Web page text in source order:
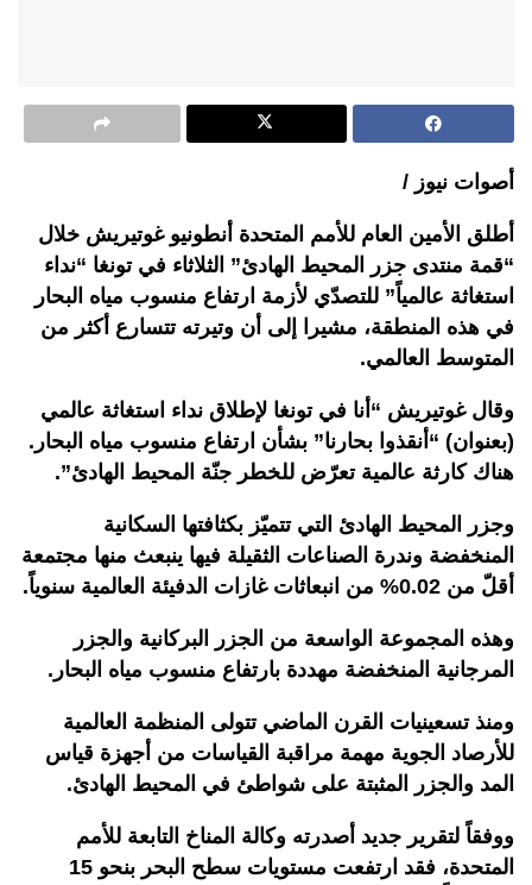
أصوات نيوز /
أطلق الأمين العام للأمم المتحدة أنطونيو غوتيريش خلال
“قمة منتدى جزر المحيط الهادئ” الثلاثاء في تونغا “نداء
استغاثة عالمياً” للتصدّي لأزمة ارتفاع منسوب مياه البحار
في هذه المنطقة، مشيرا إلى أن وتيرته تتسارع أكثر من
المتوسط العالمي.
وقال غوتيريش “أنا في تونغا لإطلاق نداء استغاثة عالمي
(بعنوان) “أنقذوا بحارنا” بشأن ارتفاع منسوب مياه البحار.
هناك كارثة عالمية تعرّض للخطر جنّة المحيط الهادئ”.
وجزر المحيط الهادئ التي تتميّز بكثافتها السكانية
المنخفضة وندرة الصناعات الثقيلة فيها ينبعث منها مجتمعة
أقلّ من 0.02% من انبعاثات غازات الدفيئة العالمية سنوياً.
وهذه المجموعة الواسعة من الجزر البركانية والجزر
المرجانية المنخفضة مهددة بارتفاع منسوب مياه البحار.
ومنذ تسعينيات القرن الماضي تتولى المنظمة العالمية
للأرصاد الجوية مهمة مراقبة القياسات من أجهزة قياس
المد والجزر المثبتة على شواطئ في المحيط الهادئ.
ووفقاً لتقرير جديد أصدرته وكالة المناخ التابعة للأمم
المتحدة، فقد ارتفعت مستويات سطح البحر بنحو 15